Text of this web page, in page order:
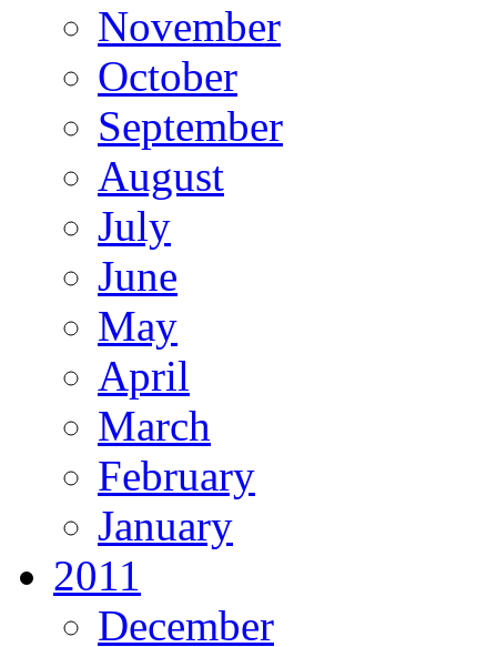
November
October
September
August
July
June
May
April
March
February
January
2011
December